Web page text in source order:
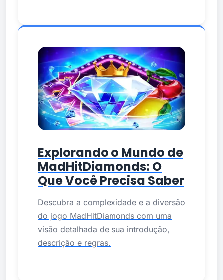
Explorando o Mundo de
MadHitDiamonds: O
Que Você Precisa Saber
Descubra a complexidade e a diversão
do jogo MadHitDiamonds com uma
visão detalhada de sua introdução,
descrição e regras.